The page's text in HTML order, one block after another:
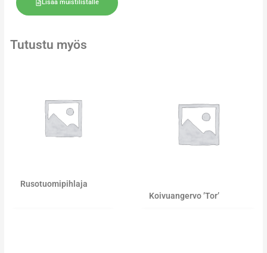
Lisää muistilistalle
Tutustu myös
Rusotuomipihlaja
Koivuangervo ’Tor’